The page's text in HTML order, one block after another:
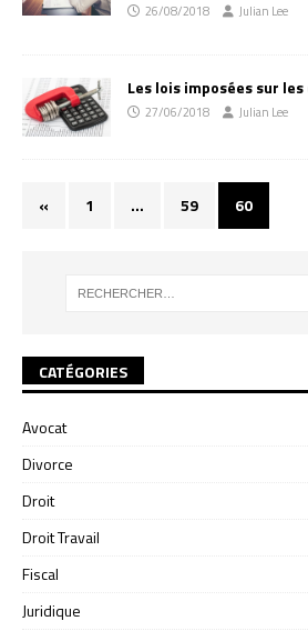
26/08/2018 Julian Lee
Les lois imposées sur
27/06/2018 Julian Lee
« 1 … 59 60
CATÉGORIES
Avocat
Divorce
Droit
Droit Travail
Fiscal
Juridique